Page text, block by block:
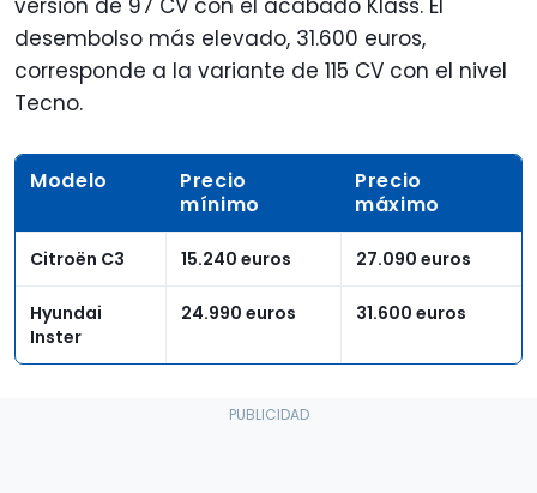
versión de 97 CV con el acabado Klass. El
desembolso más elevado, 31.600 euros,
corresponde a la variante de 115 CV con el nivel
Tecno.
Modelo
Precio
mínimo
Precio
máximo
Citroën C3 15.240 euros 27.090 euros
Hyundai
Inster
24.990 euros 31.600 euros